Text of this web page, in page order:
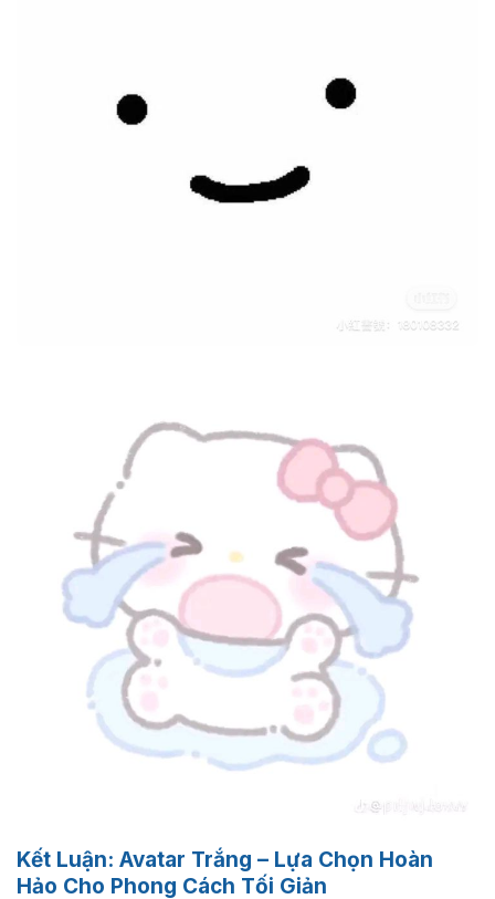
Kết Luận: Avatar Trắng – Lựa Chọn Hoàn
Hảo Cho Phong Cách Tối Giản